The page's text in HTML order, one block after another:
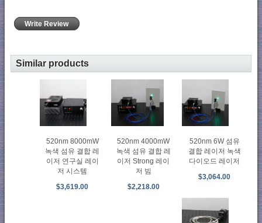
Write Review
Similar products
520nm 8000mW
녹색 섬유 결합 레
이저 연구실 레이
저 시스템
$3,619.00
520nm 4000mW
녹색 섬유 결합 레
이저 Strong 레이
저 빔
$2,218.00
520nm 6W 섬유
결합 레이저 녹색
다이오드 레이저
$3,064.00